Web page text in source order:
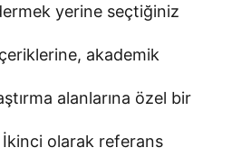
yerine seçtiğiniz
akademik
alanlarına özel bir
İkinci olarak referans